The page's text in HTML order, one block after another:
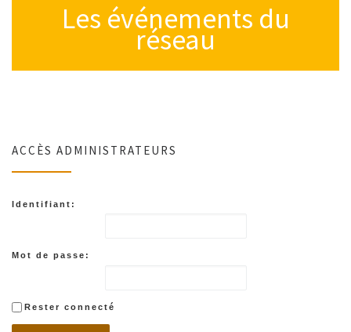
Les événements du
réseau
ACCÈS ADMINISTRATEURS
Identifiant:
Mot de passe:
Rester connecté